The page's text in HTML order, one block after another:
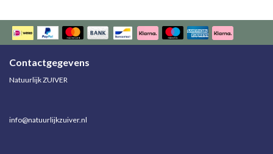
Contactgegevens
Natuurlijk ZUIVER
info@natuurlijkzuiver.nl